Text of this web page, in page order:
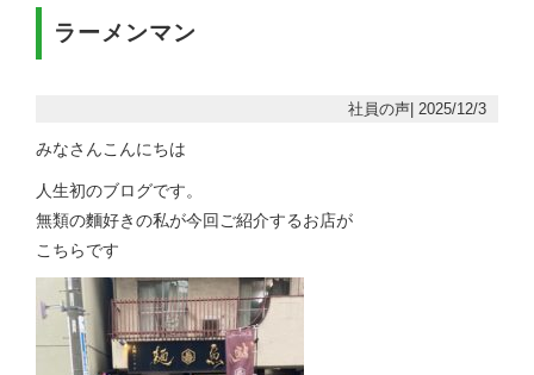
ラーメンマン
社員の声| 2025/12/3
みなさんこんにちは
人生初のブログです。
無類の麵好きの私が今回ご紹介するお店が
こちらです